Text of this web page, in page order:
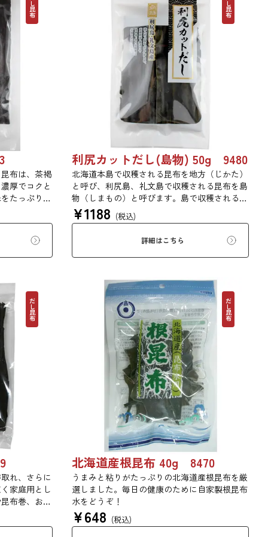
だし昆布
布は、茶褐
厚でコクと
たっぷり含
だし昆布
利尻カットだし(島物) 50g 9480
北海道本島で収穫される昆布を地方（じかた）
と呼び、利尻島、礼文島で収穫される昆布を島
物（しまもの）と呼びます。島で収穫される昆
布は収穫量が少なく大変貴重なもので、その多
くは御本山のお台所や京都の有名料亭で使われ
¥1188 (税込)
詳細はこちら
だし昆布
れ、さらに
家庭用とし
布巻、おで
だし昆布
北海道産根昆布 40g 8470
うまみと粘りがたっぷりの北海道産根昆布を厳
選しました。毎日の健康のために自家製根昆布
水をどうぞ！
¥648 (税込)